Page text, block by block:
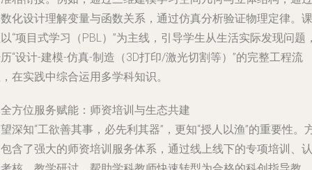
化设计理解变量与函数关系，通过仿真分析验证物理定律。课
“项目式学习（PBL）”为主线，引导学生从生活实际发现问题
“设计-建模-仿真-制造（3D打印/激光切割等）”的完整工程流
在实践中综合运用多学科知识。
全方位服务赋能：师资培训与生态共建
深知“工欲善其事，必先利其器”，更知“授人以渔”的重要性。
含了强大的师资培训服务体系，通过线上线下的专项培训、认